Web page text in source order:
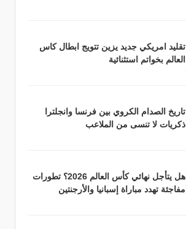
تقليد امريكي جديد يزين تتويج ابطال كاس
العالم بخواتم استثنائية
تاريخ الصدام الكروي بين فرنسا وانجلترا
ذكريات لا تنسى من الملاعب
هل يتأجل نهائي كأس العالم 2026؟ تطورات
مفاجئة تهدد مباراة إسبانيا والأرجنتين